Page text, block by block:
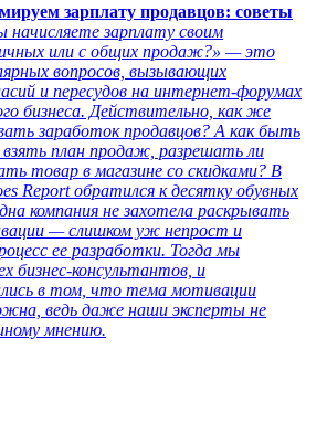
зарплату продавцов: советы
начисляете зарплату своим
или с общих продаж?» — это
вопросов, вызывающих
и пересудов на интернет-форумах
бизнеса. Действительно, как же
заработок продавцов? А как быть
план продаж, разрешать ли
товар в магазине со скидками? В
Report обратился к десятку обувных
компания не захотела раскрывать
— слишком уж непрост и
ее разработки. Тогда мы
бизнес-консультантов, и
в том, что тема мотивации
ведь даже наши эксперты не
мнению.